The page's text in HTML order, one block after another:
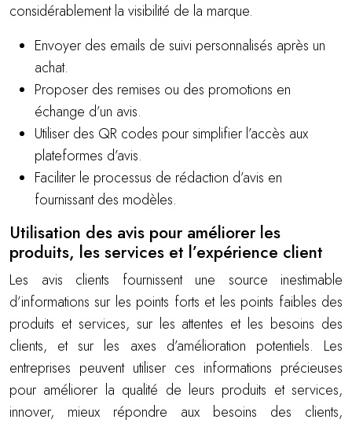
considérablement la visibilité de la marque.
Envoyer des emails de suivi personnalisés après un
achat.
Proposer des remises ou des promotions en
échange d’un avis.
Utiliser des QR codes pour simplifier l’accès aux
plateformes d’avis.
Faciliter le processus de rédaction d’avis en
fournissant des modèles.
Utilisation des avis pour améliorer les
produits, les services et l’expérience client
Les avis clients fournissent une source inestimable
d’informations sur les points forts et les points faibles des
produits et services, sur les attentes et les besoins des
clients, et sur les axes d’amélioration potentiels. Les
entreprises peuvent utiliser ces informations précieuses
pour améliorer la qualité de leurs produits et services,
innover, mieux répondre aux besoins des clients,